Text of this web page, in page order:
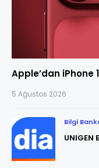
Apple’dan iPhone
5 Ağustos 2026
Bilgi
UNIGEN